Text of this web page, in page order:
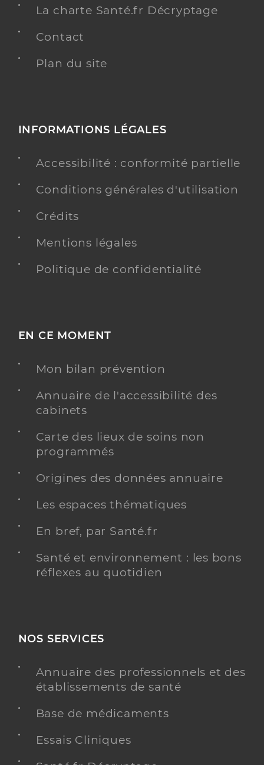
La charte Santé.fr Décryptage
Contact
Plan du site
INFORMATIONS LÉGALES
Accessibilité : conformité partielle
Conditions générales d'utilisation
Crédits
Mentions légales
Politique de confidentialité
EN CE MOMENT
Mon bilan prévention
Annuaire de l'accessibilité des
cabinets
Carte des lieux de soins non
programmés
Origines des données annuaire
Les espaces thématiques
En bref, par Santé.fr
Santé et environnement : les bons
réflexes au quotidien
NOS SERVICES
Annuaire des professionnels et des
établissements de santé
Base de médicaments
Essais Cliniques